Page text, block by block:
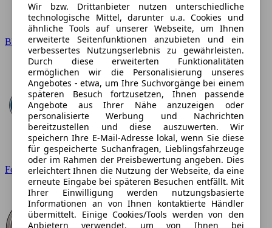
BMW
Ford
Wir bzw. Drittanbieter nutzen unterschiedliche
technologische Mittel, darunter u.a. Cookies und
ähnliche Tools auf unserer Webseite, um Ihnen
erweiterte Seitenfunktionen anzubieten und ein
verbessertes Nutzungserlebnis zu gewährleisten.
Durch diese erweiterten Funktionalitäten
ermöglichen wir die Personalisierung unseres
Angebotes - etwa, um Ihre Suchvorgänge bei einem
späteren Besuch fortzusetzen, Ihnen passende
Angebote aus Ihrer Nähe anzuzeigen oder
personalisierte Werbung und Nachrichten
bereitzustellen und diese auszuwerten. Wir
speichern Ihre E-Mail-Adresse lokal, wenn Sie diese
für gespeicherte Suchanfragen, Lieblingsfahrzeuge
oder im Rahmen der Preisbewertung angeben. Dies
erleichtert Ihnen die Nutzung der Webseite, da eine
erneute Eingabe bei späteren Besuchen entfällt. Mit
Ihrer Einwilligung werden nutzungsbasierte
Informationen an von Ihnen kontaktierte Händler
übermittelt. Einige Cookies/Tools werden von den
Anbietern verwendet, um von Ihnen bei